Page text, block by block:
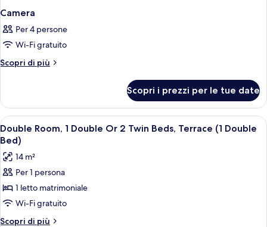
Camera
Per 4 persone
Wi-Fi gratuito
Scopri di più
Altri
Scopri i prezzi per le tue date
Apri
tutte
le
foto
per
Double
Room,
1
Copriletto in piuma, una cassaforte
6
Double Room, 1 Double Or 2 Twin Beds, Terrace (1 Double
Bed)
14 m²
Per 1 persona
1 letto matrimoniale
Wi-Fi gratuito
Scopri di più
Altri